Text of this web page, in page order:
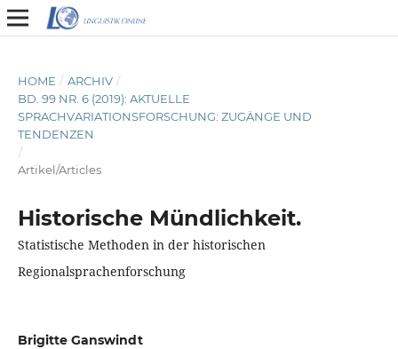
HOME / ARCHIV /
BD. 99 NR. 6 (2019): AKTUELLE
SPRACHVARIATIONSFORSCHUNG: ZUGÄNGE UND
TENDENZEN
/
Artikel/Articles
Historische Mündlichkeit.
Statistische Methoden in der historischen
Regionalsprachenforschung
Brigitte Ganswindt